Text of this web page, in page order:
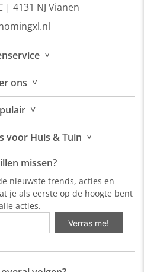
| 4131 NJ Vianen
˅
ons ˅
˅
voor Huis & Tuin ˅
missen?
nieuwste trends, acties en
je als eerste op de hoogte bent
acties.
Verras me!